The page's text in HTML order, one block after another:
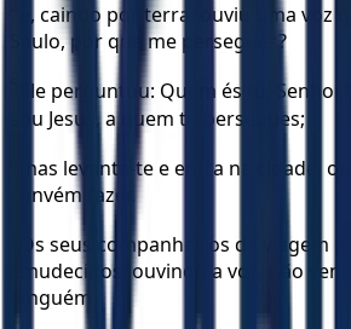
e, caindo por terra, ouviu uma voz
Saulo, por que me persegues?
Ele perguntou: Quem és tu,
sou Jesus, a quem tu persegues;
mas levanta-te e entra na cidade,
convém fazer.
Os seus companheiros de viagem
emudecidos, ouvindo a voz, não
ninguém.